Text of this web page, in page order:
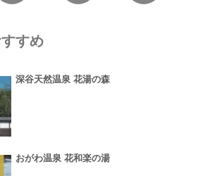
すめ
深谷天然温泉 花湯の森
おがわ温泉 花和楽の湯